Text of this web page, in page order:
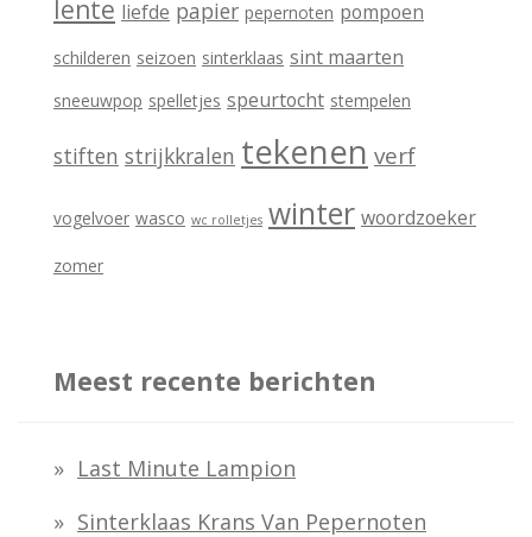
lente liefde papier pepernoten pompoen
schilderen seizoen sinterklaas sint maarten
sneeuwpop spelletjes speurtocht stempelen
stiften strijkkralen tekenen verf
vogelvoer wasco wc rolletjes winter woordzoeker
zomer
Meest recente berichten
Last Minute Lampion
Sinterklaas Krans Van Pepernoten